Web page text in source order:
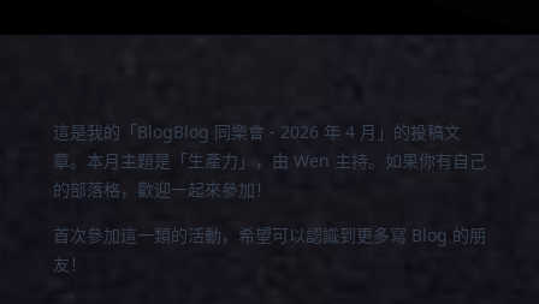
這是我的「BlogBlog 同樂會 - 2026 年 4 月 」的投稿文
章。本月主題是「生產力 」，由 Wen 主持。如果你有自己
的部落格，歡迎一起來參加！
首次參加這一類的活動，希望可以認識到更多寫 Blog 的朋
友！